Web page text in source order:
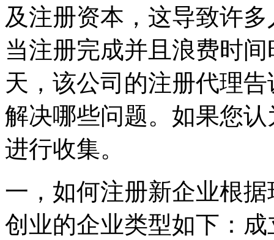
及注册资本，这导致许
当注册完成并且浪费时
天，该公司的注册代理
解决哪些问题。如果您
进行收集。
一，如何注册新企业根
创业的企业类型如下：